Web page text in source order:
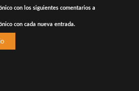
con los siguientes comentarios a
con cada nueva entrada.